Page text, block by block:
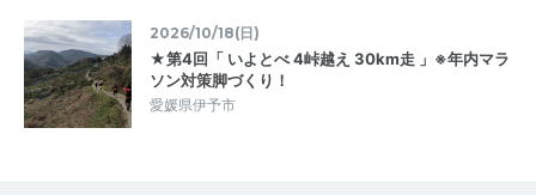
2026/10/18(日)
★第4回「 いよとべ 4峠越え 30km走 」※年内マラ
ソン対策脚づくり！
愛媛県伊予市